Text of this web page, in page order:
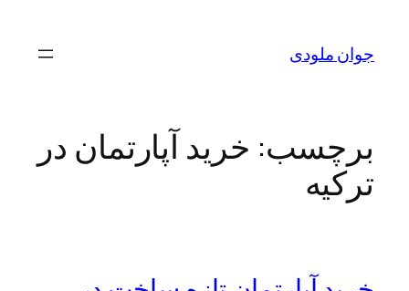
محتواجوان ملودی
برچسب: خرید آپارتمان در
ترکیه